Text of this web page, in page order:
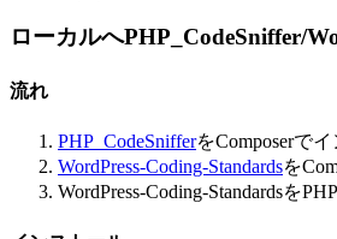
ローカルへPHP_CodeSniffer/
流れ
PHP_CodeSnifferをComposerでイ
WordPress-Coding-Standardsを
WordPress-Coding-Standardsを